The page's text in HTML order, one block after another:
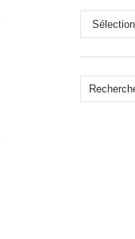
Archives
Rechercher :